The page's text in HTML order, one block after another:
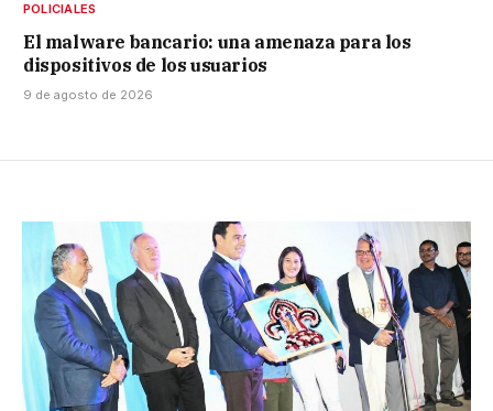
POLICIALES
El malware bancario: una amenaza para los
dispositivos de los usuarios
9 de agosto de 2026